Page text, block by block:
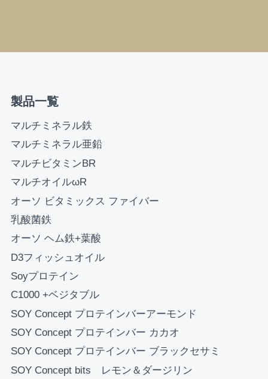
お買い物を続ける
製品一覧
マルチミネラル鉄
マルチミネラル亜鉛
マルチビタミンBR
マルチオイルωR
オーソ ビタミックス ファイバー
乳酸菌鉄
オーソ ヘム鉄+葉酸
D3フィッシュオイル
Soyプロテイン
C1000 +ベジタブル
SOY Concept プロテインバーアーモンド
SOY Concept プロテインバー カカオ
SOY Concept プロテインバー ブラックセサミ
SOY Concept bits レモン＆ダージリン